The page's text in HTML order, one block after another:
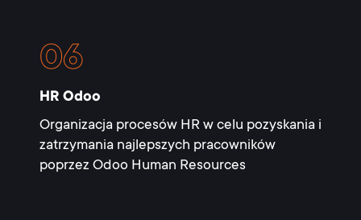
HR Odoo
Organizacja procesów HR w celu pozyskania i
zatrzymania najlepszych pracowników
poprzez Odoo Human Resources